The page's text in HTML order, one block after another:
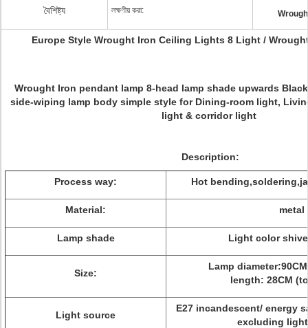
বৈশিষ্ট্য লক্ষণীয় করা:
Europe Style Wrought Iron Ceiling Lights 8 Light /
Wrought Iron pendant lamp 8-head lamp shade upwards
side-wiping lamp body simple style for Dining-room light,
light & corridor light
Description:
Process way: Hot
Material: metal
Lamp shade Light color
Size:
Lamp
length: 28CM
Light source
E27 incandescent/ energy
excluding